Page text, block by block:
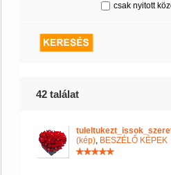
csak nyitott
42 találat
(kép), BESZÉLŐ KÉPEK